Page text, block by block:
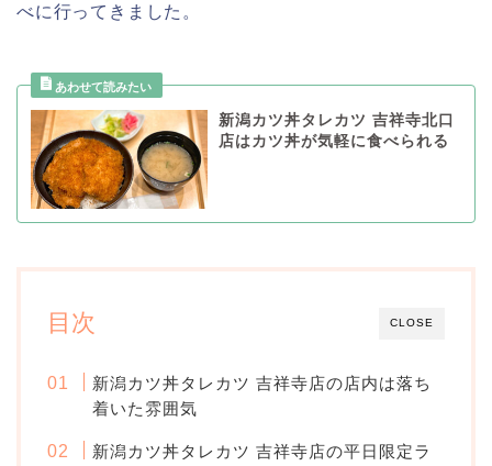
べに行ってきました。
新潟カツ丼タレカツ 吉祥寺北口
店はカツ丼が気軽に食べられる
CLOSE
目次
新潟カツ丼タレカツ 吉祥寺店の店内は落ち
着いた雰囲気
新潟カツ丼タレカツ 吉祥寺店の平日限定ラ